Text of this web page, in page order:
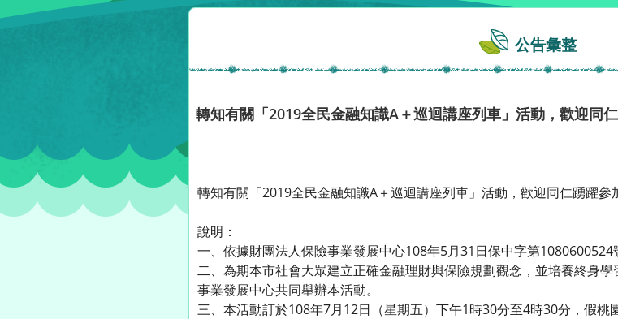
公告彙整
轉知有關「2019全民金融知識A＋巡迴講座列車」活動，歡迎同
轉知有關「2019全民金融知識A＋巡迴講座列車」活動，歡迎同仁踴躍參
說明：
一、依據財團法人保險事業發展中心108年5月31日保中字第1080600524
二、為期本市社會大眾建立正確金融理財與保險規劃觀念，並培養終身
事業發展中心共同舉辦本活動。
三、本活動訂於108年7月12日（星期五）下午1時30分至4時30分，假